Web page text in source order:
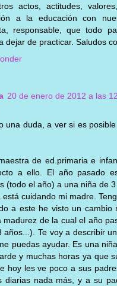
actos, actitudes,
a la educación con
responsable, que todo
dejar de practicar. Saludos
20 de enero de 2012 a las
una duda, a ver si es
de ed.primaria e
a ello. El año pasado
(todo el año) a una niña de
está cuidando mi madre.
a este he visto un cambio
madurez de la cual el año
años...). Te voy a describir
puedas ayudar. Es una
y muchas horas ya que
hoy les ve poco a sus
diarias nada más, y a su